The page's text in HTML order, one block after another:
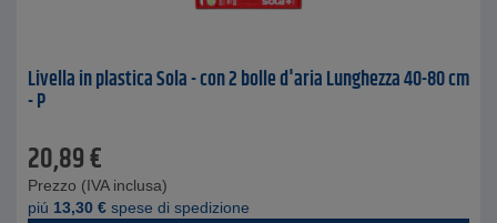
Livella in plastica Sola - con 2 bolle d'aria Lunghezza 40-80 cm
- P
20,89€
Prezzo (IVA inclusa)
piú 13,30 € spese di spedizione